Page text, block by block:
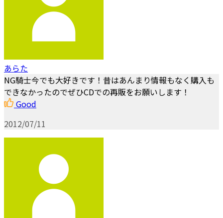
あらた
NG騎士今でも大好きです！昔はあんまり情報もなく購入も
できなかったのでぜひCDでの再販をお願いします！
Good
2012/07/11